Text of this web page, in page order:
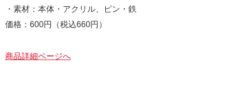
・素材：本体・アクリル、ピン・鉄
価格：600円（税込660円）
商品詳細ページへ